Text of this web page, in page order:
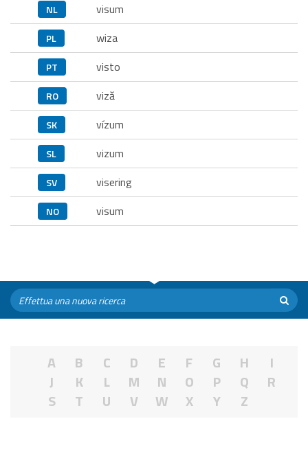
NL visum
PL wiza
PT visto
RO viză
SK vízum
SL vizum
SV visering
NO visum
A B C D E F G H
I
J
K L M N O P Q
R
S
T U V W X Y Z